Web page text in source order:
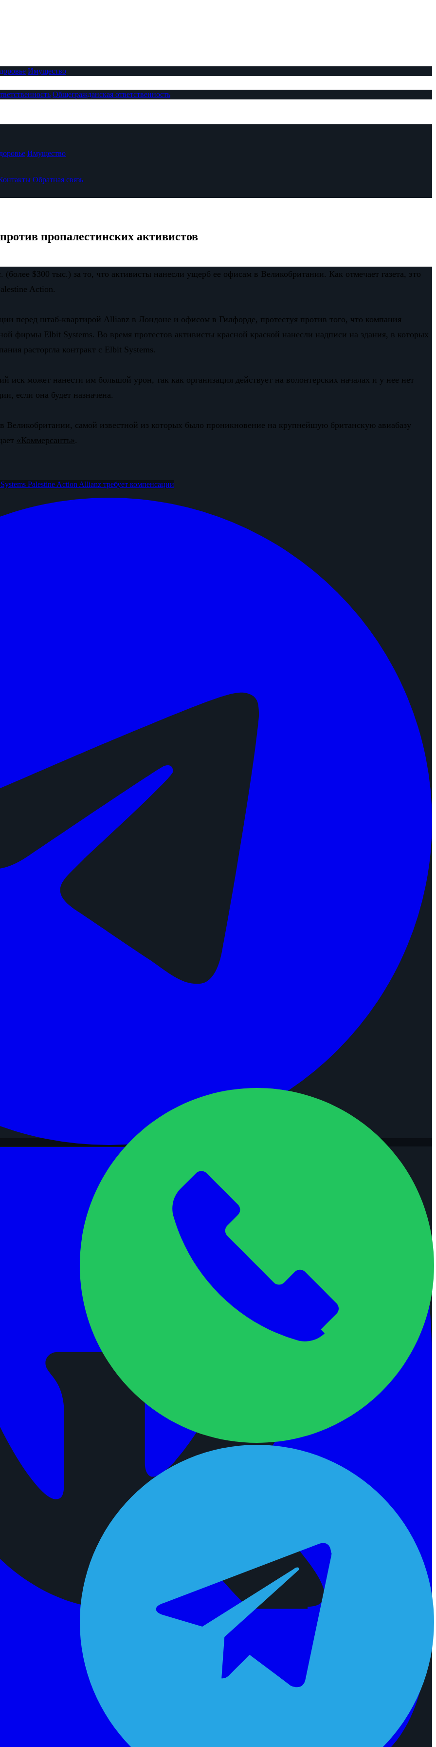
Имущество
Общегражданская ответственность
Имущество
Обратная связь
пропалестинских активистов
$300 тыс.) за то, что активисты нанесли ущерб ее офисам в Великобритании. Как отмечает газета, это
Action.
перед штаб-квартирой Allianz в Лондоне и офисом в Гилфорде, протестуя против того, что компания
фирмы Elbit Systems. Во время протестов активисты красной краской нанесли надписи на здания, в которых
расторгла контракт с Elbit Systems.
иск может нанести им большой урон, так как организация действует на волонтерских началах и у нее нет
если она будет назначена.
Великобритании, самой известной из которых было проникновение на крупнейшую британскую авиабазу
«Коммерсантъ».
Palestine Action Allianz требует компенсации